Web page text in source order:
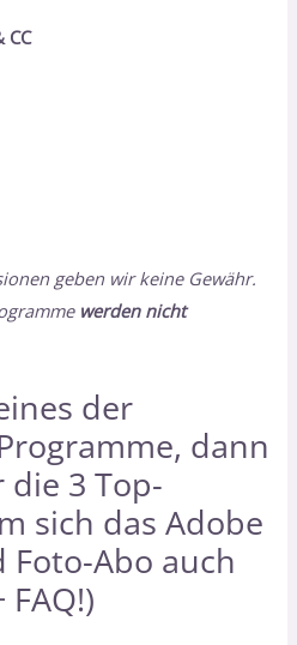
CC
geben wir keine Gewähr.
werden nicht
der
dann
die 3 Top-
sich das Adobe
Foto-Abo auch